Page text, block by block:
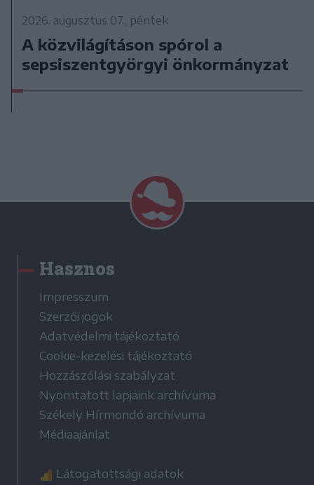
2026. augusztus 07., péntek
A közvilágításon spórol a
sepsiszentgyörgyi önkormányzat
Hasznos
Impresszum
Szerzői jogok
Adatvédelmi tájékoztató
Cookie-kezelési tájékoztató
Hozzászólási szabályzat
Nyomtatott lapjaink archívuma
Székely Hírmondó archívuma
Médiaajánlat
Látogatottsági adatok